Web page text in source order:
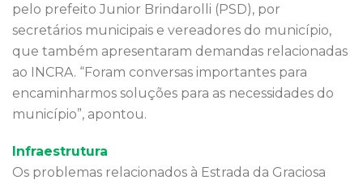
pelo prefeito Junior Brindarolli (PSD), por
secretários municipais e vereadores do município,
que também apresentaram demandas relacionadas
ao INCRA. “Foram conversas importantes para
encaminharmos soluções para as necessidades do
município”, apontou.
Infraestrutura
Os problemas relacionados à Estrada da Graciosa